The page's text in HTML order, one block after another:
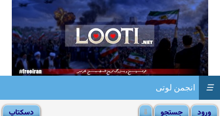
انجمن لوتی ☰